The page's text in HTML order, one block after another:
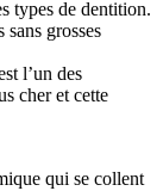
grosses
l’un des
cher et cette
qui se collent